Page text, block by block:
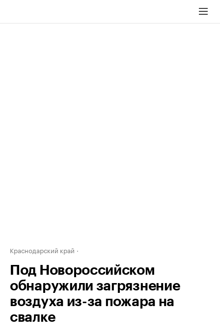
Краснодарский край
Под Новороссийском
обнаружили загрязнение
воздуха из-за пожара на
свалке